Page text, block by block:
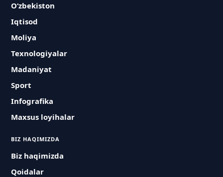
O‘zbekiston
Iqtisod
Moliya
Texnologiyalar
Madaniyat
Sport
Infografika
Maxsus loyihalar
BIZ HAQIMIZDA
Biz haqimizda
Qoidalar